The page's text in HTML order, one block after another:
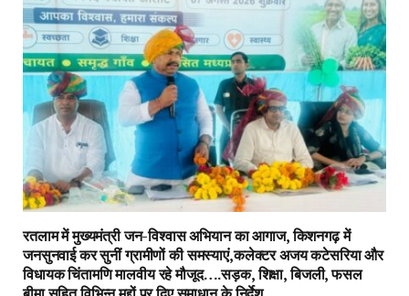
रतलाम में मुख्यमंत्री जन-विश्वास अभियान का आगाज, किशनगढ़ में
जनसुनवाई कर सुनीं ग्रामीणों की समस्याएं,कलेक्टर अजय कटेसरिया और
विधायक चिंतामणि मालवीय रहे मौजूद….सड़क, शिक्षा, बिजली, फसल